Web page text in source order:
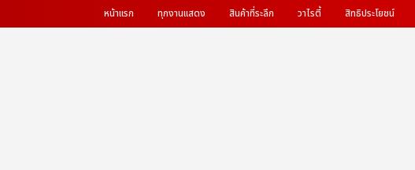
หน้าแรก ทุกงานแสดง สินค้าที่ระลึก วาไรตี้ สิทธิประโยชน์